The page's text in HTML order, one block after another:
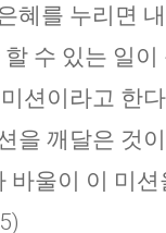
혜를 누리면
할 수 있는 일이
션이라고 한
을 깨달은 것
바울이 이 미션